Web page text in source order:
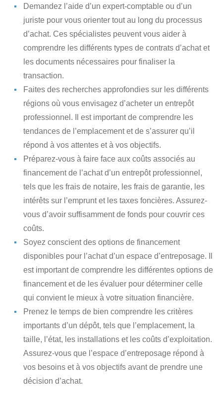
Demandez l’aide d’un expert-comptable ou d’un
juriste pour vous orienter tout au long du processus
d’achat. Ces spécialistes peuvent vous aider à
comprendre les différents types de contrats d’achat et
les documents nécessaires pour finaliser la
transaction.
Faites des recherches approfondies sur les différents
régions où vous envisagez d’acheter un entrepôt
professionnel. Il est important de comprendre les
tendances de l’emplacement et de s’assurer qu’il
répond à vos attentes et à vos objectifs.
Préparez-vous à faire face aux coûts associés au
financementde l’achat d’un entrepôt professionnel,
tels que les frais de notaire, les frais de garantie, les
intérêts sur l’emprunt et les taxes foncières. Assurez-
vous d’avoir suffisamment de fonds pour couvrir ces
coûts.
Soyez conscient des options de financement
disponibles pour l’achat d’un espace d’entreposage. Il
est important de comprendre les différentes options de
financement et de les évaluer pour déterminer celle
qui convient le mieux à votre situation financière.
Prenez le temps de bien comprendre les critères
importants d’un dépôt, tels que l’emplacement, la
taille, l’état, les installations et les coûts d’exploitation.
Assurez-vous que l’espace d’entreposage répond à
vos besoins et à vos objectifs avant de prendre une
décision d’achat.